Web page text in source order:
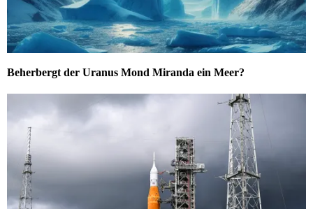
Beherbergt der Uranus Mond Miranda ein Meer?